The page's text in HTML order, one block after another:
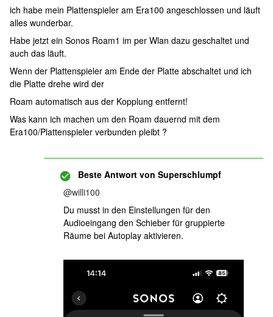
ich habe mein Plattenspieler am Era100 angeschlossen und läuft
alles wunderbar.
Habe jetzt ein Sonos Roam1 im per Wlan dazu geschaltet und
auch das läuft.
Wenn der Plattenspieler am Ende der Platte abschaltet und ich
die Platte drehe wird der
Roam automatisch aus der Kopplung entfernt!
Was kann ich machen um den Roam dauernd mit dem
Era100/Plattenspieler verbunden pleibt ?
Beste Antwort von Superschlumpf
@willi100
Du musst in den Einstellungen für den
Audioeingang den Schieber für gruppierte
Räume bei Autoplay aktivieren.